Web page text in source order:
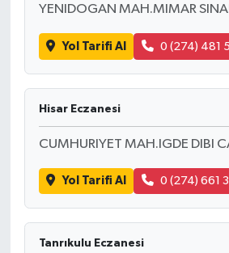
YENIDOGAN MAH.MIMAR
Yol Tarifi Al 0 (274) 481
Hisar Eczanesi
CUMHURIYET MAH.IGDE DIBI
Yol Tarifi Al 0 (274) 661
Tanrıkulu Eczanesi